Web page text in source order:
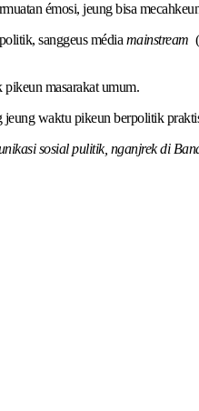
émosi, jeung bisa
sanggeus média mainstream
masarakat umum.
jeung waktu pikeun berpolitik
sosial pulitik, nganjrek di